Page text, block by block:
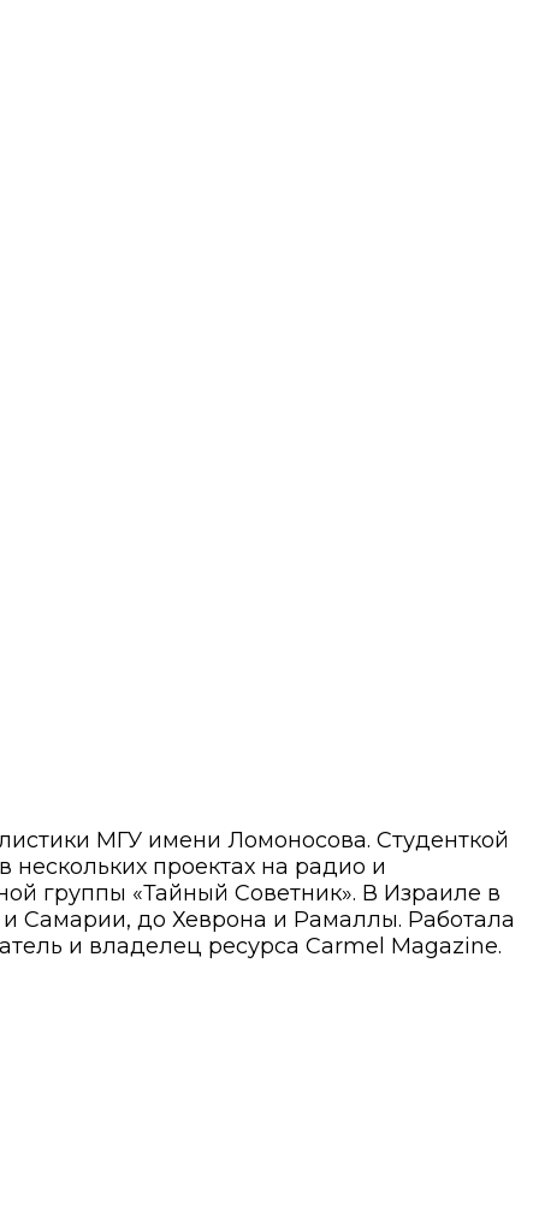
МГУ имени Ломоносова. Студенткой
нескольких проектах на радио и
группы «Тайный Советник». В Израиле в
и Самарии, до Хеврона и Рамаллы. Работала
и владелец ресурса Carmel Magazine.